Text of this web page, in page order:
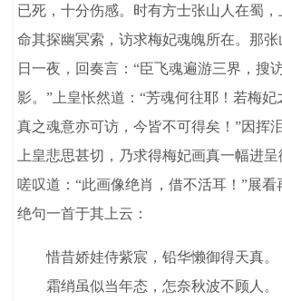
已死，十分伤感。时有方士张山人在蜀，
命其探幽冥索，访求梅妃魂魄所在。那
日一夜，回奏言：“臣飞魂遍游三界，搜
影。”上皇怅然道：“芳魂何往耶！若梅妃
真之魂意亦可访，今皆不可得矣！”因挥
上皇悲思甚切，乃求得梅妃画真一幅进
嗟叹道：“此画像绝肖，借不活耳！”展看
绝句一首于其上云：
惜昔娇娃侍紫宸，铅华懒御得天真。
霜绡虽似当年态，怎奈秋波不顾人。